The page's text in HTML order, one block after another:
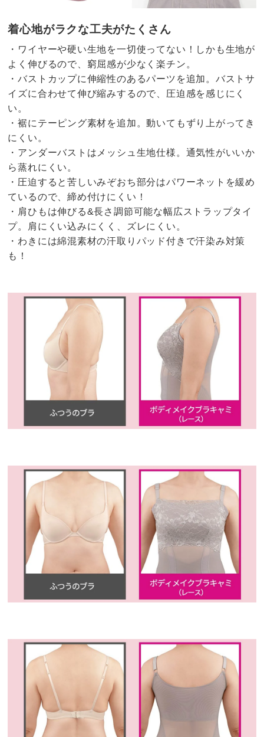
着心地がラクな工夫がたくさん
・ワイヤーや硬い生地を一切使ってない！しかも生地が
よく伸びるので、窮屈感が少なく楽チン。
・バストカップに伸縮性のあるパーツを追加。バストサ
イズに合わせて伸び縮みするので、圧迫感を感じにく
い。
・裾にテーピング素材を追加。動いてもずり上がってき
にくい。
・アンダーバストはメッシュ生地仕様。通気性がいいか
ら蒸れにくい。
・圧迫すると苦しいみぞおち部分はパワーネットを緩め
ているので、締め付けにくい！
・肩ひもは伸びる&長さ調節可能な幅広ストラップタイ
プ。肩にくい込みにくく、ズレにくい。
・わきには綿混素材の汗取りパッド付きで汗染み対策
も！